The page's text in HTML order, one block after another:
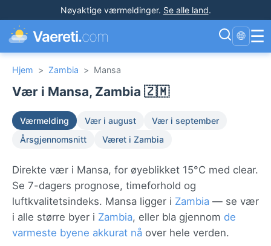
Nøyaktige værmeldinger. Se alle land.
Vaereti.com 🌐 ☰
Hjem > Zambia > Mansa
Vær i Mansa, Zambia 🇿🇲
Værmelding Vær i august
Vær i september
Årsgjennomsnitt
Været i Zambia
Direkte vær i Mansa, for øyeblikket 15°C med clear.
Se 7-dagers prognose, timeforhold og
luftkvalitetsindeks. Mansa ligger i Zambia — se vær
i alle større byer i Zambia, eller bla gjennom de
varmeste byene akkurat nå over hele verden.